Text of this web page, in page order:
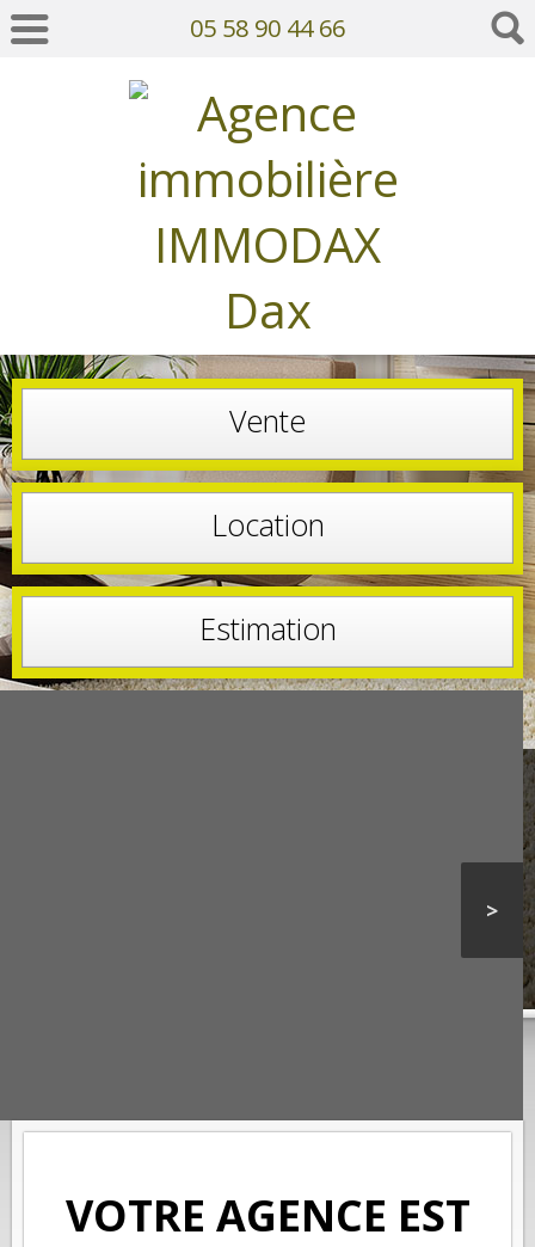
05 58 90 44 66
Vente
Location
Estimation
>
VOTRE AGENCE EST